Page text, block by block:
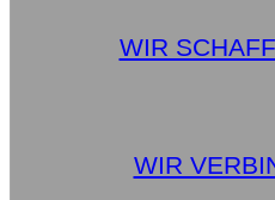
WIR
WIR